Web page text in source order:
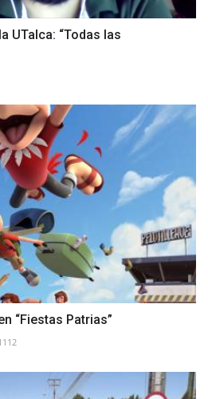
UTalca: “Todas las
“Fiestas Patrias”